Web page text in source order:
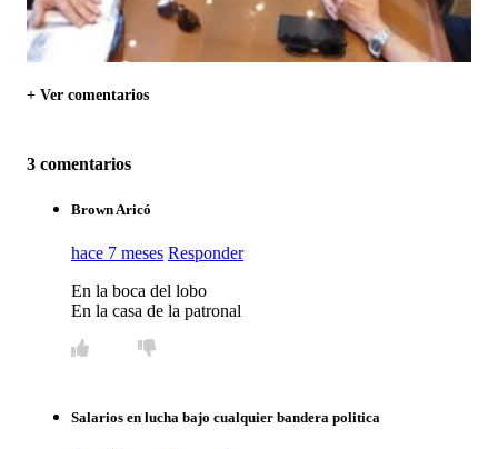
+ Ver comentarios
3 comentarios
Brown Aricó
hace 7 meses Responder
En la boca del lobo
En la casa de la patronal
Salarios en lucha bajo cualquier bandera politica